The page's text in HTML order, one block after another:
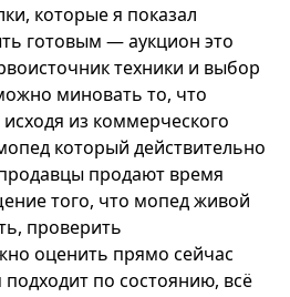
которые я показал
готовым — аукцион это
техники и выбор
миновать то, что
из коммерческого
который действительно
продают время
того, что мопед живой
проверить
оценить прямо сейчас
по состоянию, всё